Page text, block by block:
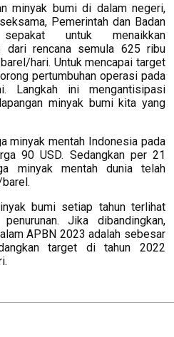
minyak bumi di dalam negeri,
Pemerintah dan Badan
untuk menaikkan
rencana semula 625 ribu
hari. Untuk mencapai target
pertumbuhan operasi pada
Langkah ini mengantisipasi
minyak bumi kita yang
minyak mentah Indonesia pada
90 USD. Sedangkan per 21
minyak mentah dunia telah
bumi setiap tahun terlihat
Jika dibandingkan,
APBN 2023 adalah sebesar
target di tahun 2022